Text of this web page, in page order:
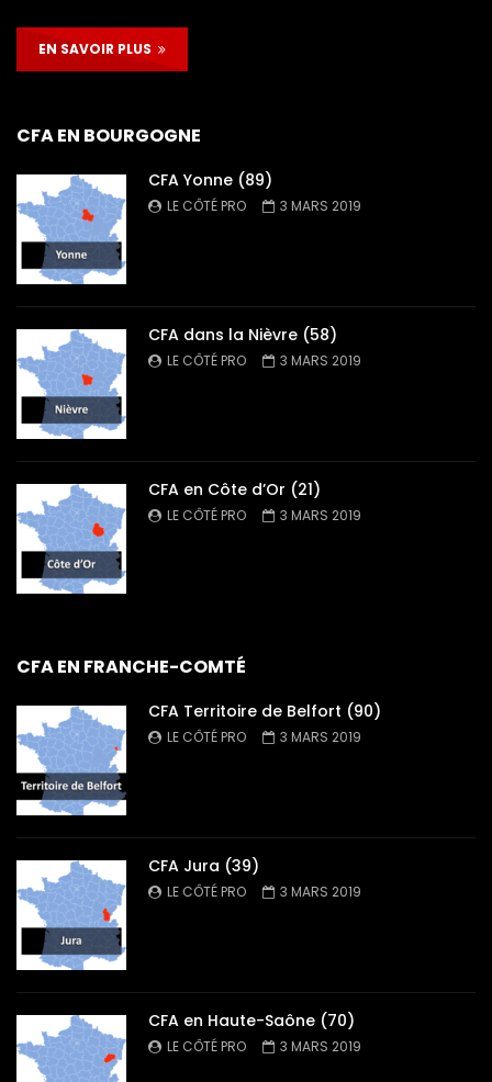
EN SAVOIR PLUS
CFA EN BOURGOGNE
CFA Yonne (89)
LE CÔTÉ PRO 3 MARS 2019
CFA dans la Nièvre (58)
LE CÔTÉ PRO 3 MARS 2019
CFA en Côte d’Or (21)
LE CÔTÉ PRO 3 MARS 2019
CFA EN FRANCHE-COMTÉ
CFA Territoire de Belfort (90)
LE CÔTÉ PRO 3 MARS 2019
CFA Jura (39)
LE CÔTÉ PRO 3 MARS 2019
CFA en Haute-Saône (70)
LE CÔTÉ PRO 3 MARS 2019